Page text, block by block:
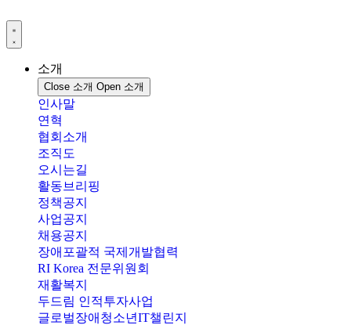
텐
츠
소개
Close 소개 Open 소개
인사말
연혁
협회소개
조직도
오시는길
활동브리핑
정책공지
사업공지
채용공지
장애포괄적 국제개발협력
RI Korea 전문위원회
재활복지
두드림 인적투자사업
글로벌장애청소년IT챌린지